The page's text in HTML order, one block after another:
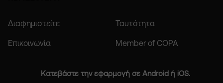
Διαφημιστείτε Ταυτότητα
Επικοινωνία Member of COPA
Κατεβάστε την εφαρμογή σε Android ή iOS.